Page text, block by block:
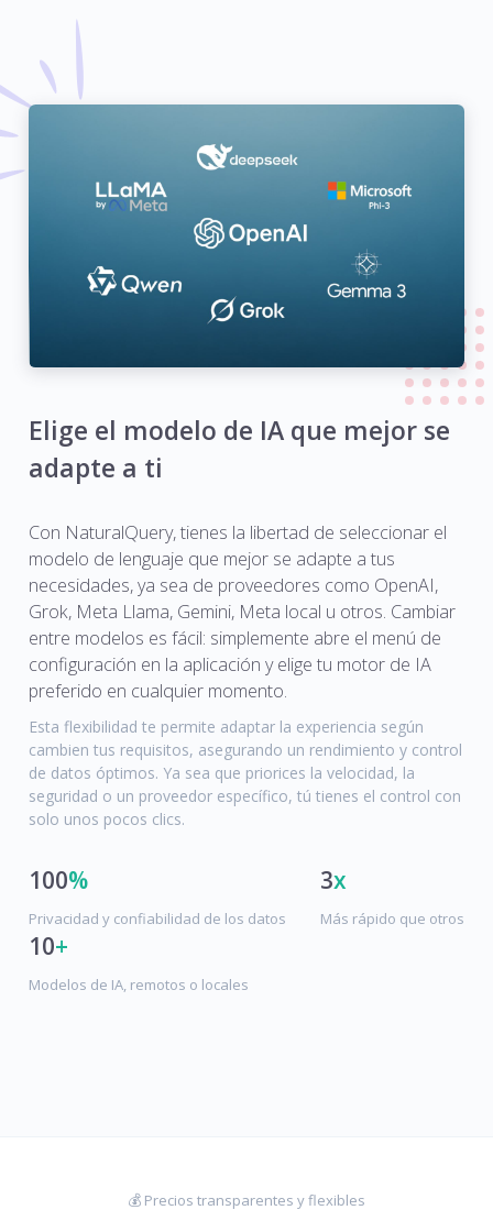
Elige el modelo de IA que mejor se
adapte a ti
Con NaturalQuery, tienes la libertad de seleccionar el
modelo de lenguaje que mejor se adapte a tus
necesidades, ya sea de proveedores como OpenAI,
Grok, Meta Llama, Gemini, Meta local u otros. Cambiar
entre modelos es fácil: simplemente abre el menú de
configuración en la aplicación y elige tu motor de IA
preferido en cualquier momento.
Esta flexibilidad te permite adaptar la experiencia según
cambien tus requisitos, asegurando un rendimiento y control
de datos óptimos. Ya sea que priorices la velocidad, la
seguridad o un proveedor específico, tú tienes el control con
solo unos pocos clics.
100%
Privacidad y confiabilidad de los datos
3x
Más rápido que otros
10+
Modelos de IA, remotos o locales
💰 Precios transparentes y flexibles